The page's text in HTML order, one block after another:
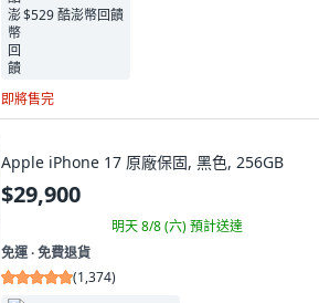
$529 酷澎幣回饋
即將售完
Apple iPhone 17 原廠保固, 黑色, 256GB
$29,900
明天 8/8 (六)預計送達
免運 ∙ 免費退貨
(1,374)